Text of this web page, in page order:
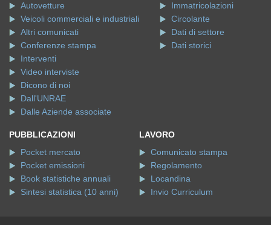
Autovetture
Veicoli commerciali e industriali
Altri comunicati
Conferenze stampa
Interventi
Video interviste
Dicono di noi
Dall'UNRAE
Dalle Aziende associate
Immatricolazioni
Circolante
Dati di settore
Dati storici
PUBBLICAZIONI
Pocket mercato
Pocket emissioni
Book statistiche annuali
Sintesi statistica (10 anni)
LAVORO
Comunicato stampa
Regolamento
Locandina
Invio Curriculum